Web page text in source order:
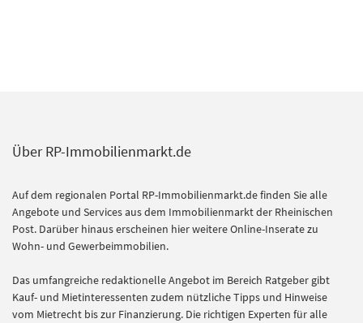
Über RP-Immobilienmarkt.de
Auf dem regionalen Portal RP-Immobilienmarkt.de finden Sie alle
Angebote und Services aus dem Immobilienmarkt der Rheinischen
Post. Darüber hinaus erscheinen hier weitere Online-Inserate zu
Wohn- und Gewerbeimmobilien.
Das umfangreiche redaktionelle Angebot im Bereich Ratgeber gibt
Kauf- und Mietinteressenten zudem nützliche Tipps und Hinweise
vom Mietrecht bis zur Finanzierung. Die richtigen Experten für alle